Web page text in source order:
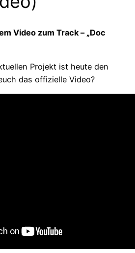
Video zum Track – „Doc
Projekt ist heute den
das offizielle Video?